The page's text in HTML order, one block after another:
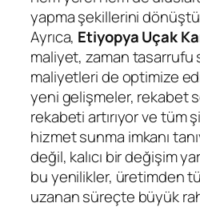
yapma şekillerini
Ayrıca, Etiyopya Uçak
maliyet, zaman tasarrufu
maliyetleri de optimize
yeni gelişmeler, rekabet
rekabeti artırıyor ve tüm
hizmet sunma imkanı
değil, kalıcı bir değişim
bu yenilikler, üretimden
uzanan süreçte büyük